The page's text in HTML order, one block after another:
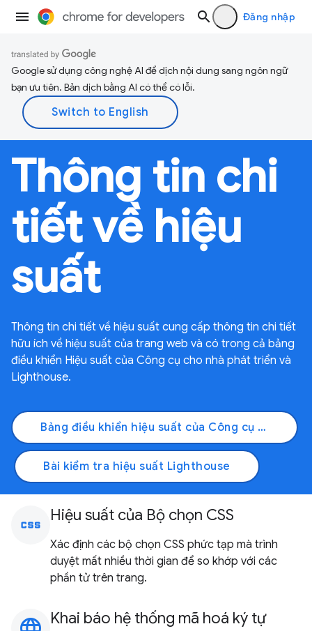
Đăng nhập
Google sử dụng công nghệ AI để dịch nội dung sang ngôn ngữ
bạn ưu tiên. Bản dịch bằng AI có thể có lỗi.
Thông tin chi
tiết về hiệu
suất
Thông tin chi tiết về hiệu suất cung cấp thông tin chi tiết
hữu ích về hiệu suất của trang web và có trong cả bảng
điều khiển Hiệu suất của Công cụ cho nhà phát triển và
Lighthouse.
Bảng điều khiển hiệu suất của Công cụ cho nhà phát triển
Bài kiểm tra hiệu suất Lighthouse
css Hiệu suất của Bộ chọn CSS
Xác định các bộ chọn CSS phức tạp mà trình
duyệt mất nhiều thời gian để so khớp với các
phần tử trên trang.
Khai báo hệ thống mã hoá ký tự